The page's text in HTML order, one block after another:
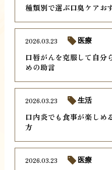
種類別で選ぶ口臭ケアお
口唇がんを克服して自分
めの助言
2026.03.23 医療
口内炎でも食事が楽しめ
方
2026.03.23 生活
2026.03.23 医療